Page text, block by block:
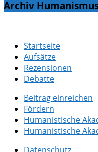
Archiv
Startseite
Aufsätze
Rezensionen
Debatte
Beitrag einreichen
Fördern
Humanistische
Humanistische